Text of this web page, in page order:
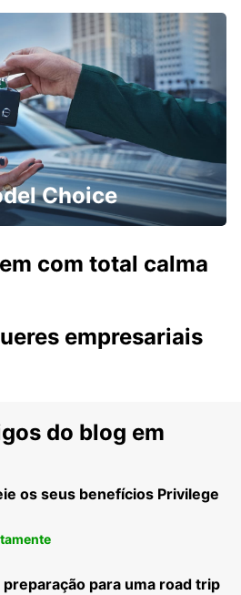
Choice
com total calma
empresariais
do blog em
os seus benefícios Privilege
preparação para uma road trip